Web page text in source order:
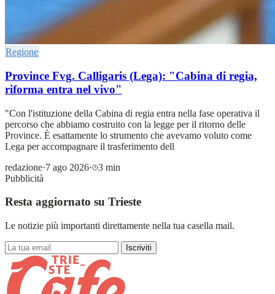
Regione
Province Fvg. Calligaris (Lega): "Cabina di regia,
riforma entra nel vivo"
"Con l'istituzione della Cabina di regia entra nella fase operativa il
percorso che abbiamo costruito con la legge per il ritorno delle
Province. È esattamente lo strumento che avevamo voluto come
Lega per accompagnare il trasferimento dell
redazione·7 ago 2026·
3 min
Pubblicità
Resta aggiornato su Trieste
Le notizie più importanti direttamente nella tua casella mail.
Iscriviti